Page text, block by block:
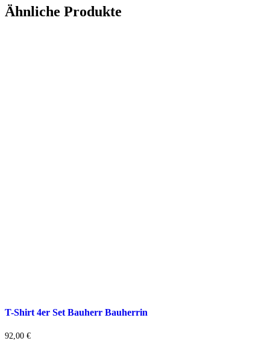
Ähnliche Produkte
T-Shirt 4er Set Bauherr Bauherrin
92,00 €